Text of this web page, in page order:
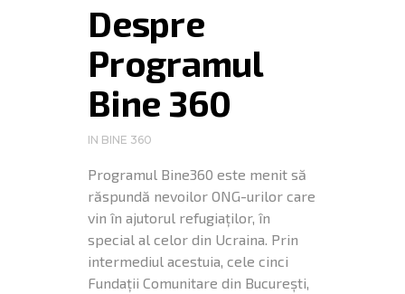
Despre
Programul
Bine 360
IN BINE 360
Programul Bine360 este menit să
răspundă nevoilor ONG-urilor care
vin în ajutorul refugiaților, în
special al celor din Ucraina. Prin
intermediul acestuia, cele cinci
Fundații Comunitare din București,